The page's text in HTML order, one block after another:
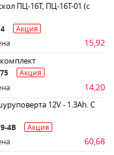
ПЦ-16Т, ПЦ-16Т-01 (с
Акция
15,92
Акция
14,20
12V - 1.3Аh. С
4B Акция
60,68